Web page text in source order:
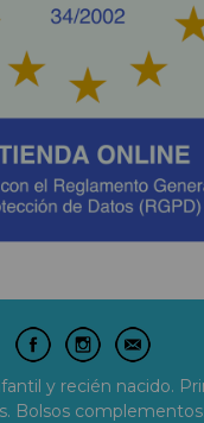
y recién nacido.
Bolsos